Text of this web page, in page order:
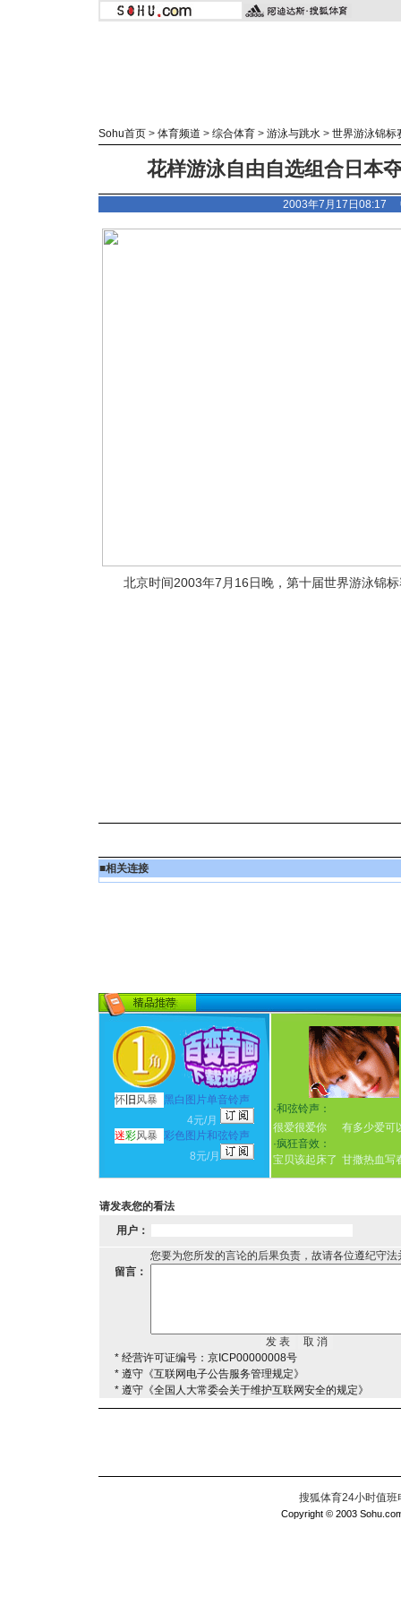
Sohu首页 > 体育频道 > 综合体育 > 游泳与跳水 > 世界游泳锦标
花样游泳自由自选组合日本
2003年7月17日08:17
北京时间2003年7月16日晚，第十届世界游泳锦标
■相关连接
怀 旧 风暴
黑白图片单音铃声
4元/月
迷彩风暴 彩色图片和弦铃声
8元/月
·和弦铃声：
很爱很爱你
有多少爱可
·疯狂音效：
宝贝该起床了 甘撒热血写
请发表您的看法
用户：
您要为您所发的言论的后果负责，故请各位遵纪守
留言：
* 经营许可证编号：京ICP00000008号
* 遵守《互联网电子公告服务管理规定》
* 遵守《全国人大常委会关于维护互联网安全的规定》
搜狐体育24小时值
Copyright © 2003